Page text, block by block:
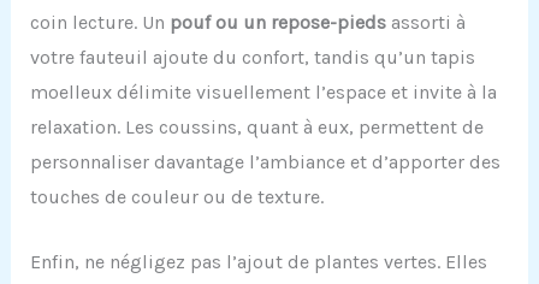
coin lecture. Un pouf ou un repose-piedsassorti à
votre fauteuil ajoute du confort, tandis qu’un tapis
moelleux délimite visuellement l’espace et invite à la
relaxation. Les coussins, quant à eux, permettent de
personnaliser davantage l’ambiance et d’apporter des
touches de couleur ou de texture.
Enfin, ne négligez pas l’ajout de plantes vertes. Elles